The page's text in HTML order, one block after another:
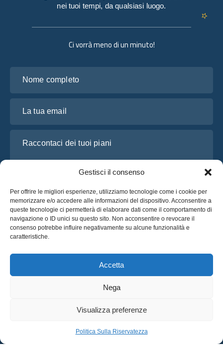
Gestisci il consenso
Per offrire le migliori esperienze, utilizziamo tecnologie come i cookie per
memorizzare e/o accedere alle informazioni del dispositivo. Acconsentire a
queste tecnologie ci permetterà di elaborare dati come il comportamento di
navigazione o ID unici su questo sito. Non acconsentire o revocare il
consenso potrebbe influire negativamente su alcune funzionalità e
caratteristiche.
Accetta
Nega
Visualizza preferenze
Politica Sulla Riservatezza
Politica Sulla Riservatezza
Termini & Condizioni
Ci vorrà meno di un minuto!
Ho letto e accetto l’
Richiedi un preventivo
Richiedi un preventivo
nei tuoi tempi, da qualsiasi luogo.